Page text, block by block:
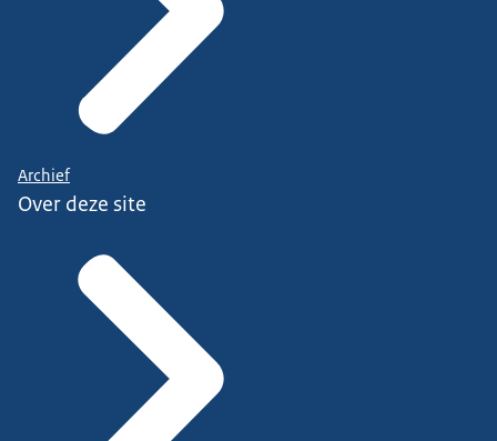
Archief
Over deze site